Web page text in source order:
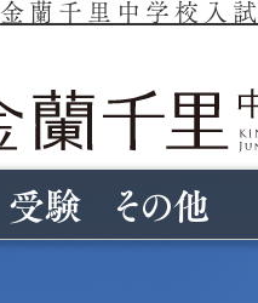
金蘭千里中学校入
受験 その他